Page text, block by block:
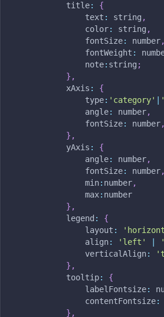
title:
{
text : string ,
color: string ,
fontSize: number,
fontWeight :
note: string ;
} ,
xAxis :
{
type: 'category'
angle: number,
fontSize: number,
} ,
yAxis :
{
angle: number,
fontSize: number,
min: number,
max: number
} ,
legend :
{
layout :
align: 'left'
verticalAlign:
} ,
tooltip:
{
labelFontsize:
contentFontsize:
} ,